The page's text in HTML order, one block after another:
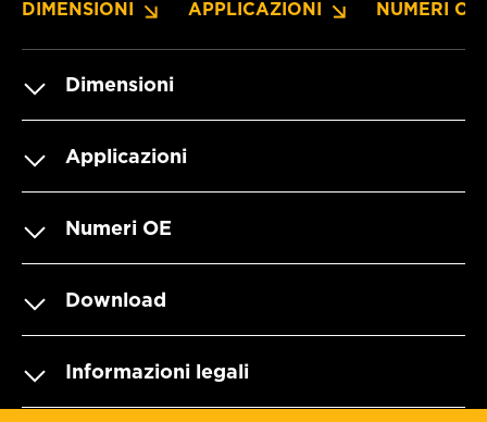
DIMENSIONI APPLICAZIONI NUMERI OE
Dimensioni
Applicazioni
Numeri OE
Download
Informazioni legali